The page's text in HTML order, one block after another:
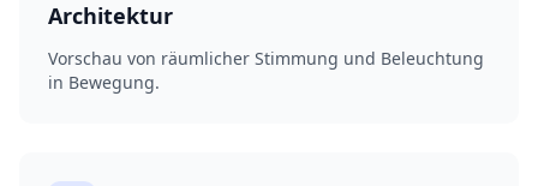
Architektur
Vorschau von räumlicher Stimmung und Beleuchtung
in Bewegung.